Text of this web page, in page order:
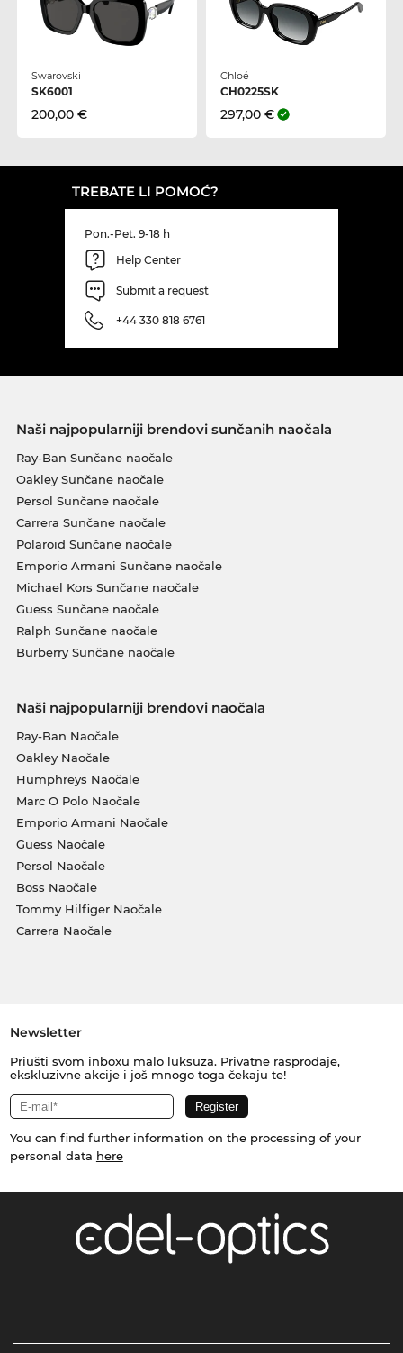
Swarovski
SK6001
200,00 €
Chloé
CH0225SK
297,00 €
TREBATE LI POMOĆ?
Pon.-Pet. 9-18 h
Help Center
Submit a request
+44 330 818 6761
Naši najpopularniji brendovi sunčanih naočala
Ray-Ban Sunčane naočale
Oakley Sunčane naočale
Persol Sunčane naočale
Carrera Sunčane naočale
Polaroid Sunčane naočale
Emporio Armani Sunčane naočale
Michael Kors Sunčane naočale
Guess Sunčane naočale
Ralph Sunčane naočale
Burberry Sunčane naočale
Naši najpopularniji brendovi naočala
Ray-Ban Naočale
Oakley Naočale
Humphreys Naočale
Marc O Polo Naočale
Emporio Armani Naočale
Guess Naočale
Persol Naočale
Boss Naočale
Tommy Hilfiger Naočale
Carrera Naočale
Newsletter
Priušti svom inboxu malo luksuza. Privatne rasprodaje,
ekskluzivne akcije i još mnogo toga čekaju te!
You can find further information on the processing of your
personal data here